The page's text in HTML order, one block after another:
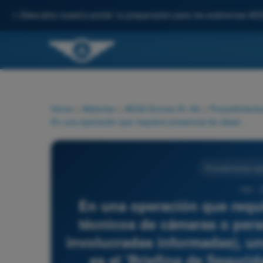
Descubre nuestro portal: tu preparación para los exámenes
Home Materias AESA Drones A1-A3
En una operación que
técnicos de cámaras o
involucradas informadas),